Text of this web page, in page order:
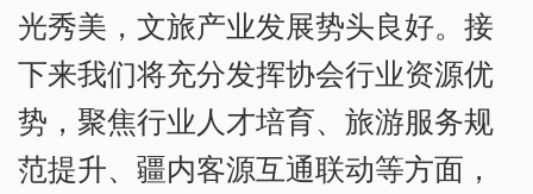
光秀美，文旅产业发展势头良好。接
下来我们将充分发挥协会行业资源优
势，聚焦行业人才培育、旅游服务规
范提升、疆内客源互通联动等方面，